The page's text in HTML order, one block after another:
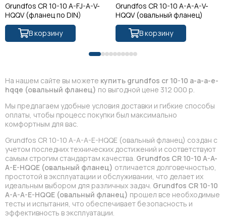
Grundfos CR 10-10 A-FJ-A-V-
HQQV (фланец по DIN)
В корзину
Grundfos CR 10-10 A-A-A-V-
HQQV (овальный фланец)
В корзину
На нашем сайте вы можете купить grundfos cr 10-10 a-a-a-e-
hqqe (овальный фланец) по выгодной цене 312 000 р.
Мы предлагаем удобные условия доставки и гибкие способы
оплаты, чтобы процесс покупки был максимально
комфортным для вас.
Grundfos CR 10-10 A-A-A-E-HQQE (овальный фланец) создан с
учетом последних технических достижений и соответствуют
самым строгим стандартам качества. Grundfos CR 10-10 A-A-
A-E-HQQE (овальный фланец) отличается долговечностью,
простотой в эксплуатации и обслуживании, что делает их
идеальным выбором для различных задач. Grundfos CR 10-10
A-A-A-E-HQQE (овальный фланец) прошел все необходимые
тесты и испытания, что обеспечивает безопасность и
эффективность в эксплуатации.